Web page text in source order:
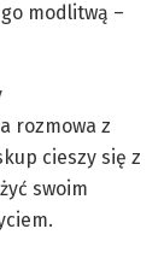
modlitwą –
rozmowa z
cieszy się z
swoim